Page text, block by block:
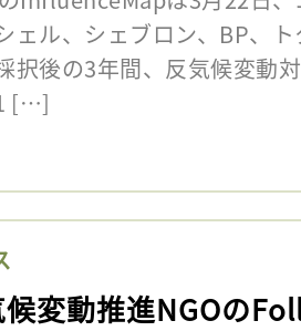
ェル、シェブロン、BP、
択後の3年間、反気候変動
[…]
候変動推進NGOの